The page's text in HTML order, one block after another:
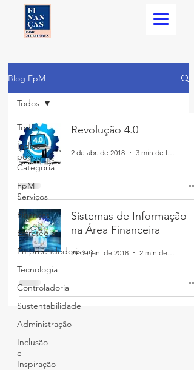
Blog FpM
Todos
Índice
por
Categoria
FpM
Serviços
Finanças
Estratégia
Empreendedorismo
Tecnologia
Controladoria
Sustentabilidade
Administração
Inclusão
e
Inspiração
Todos
Revolução 4.0
2 de abr. de 2018
Sistemas de Informação
na Área Financeira
29 de jan. de 2018